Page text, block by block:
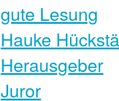
gute Lesung
Hauke
Herausgeber
Juror